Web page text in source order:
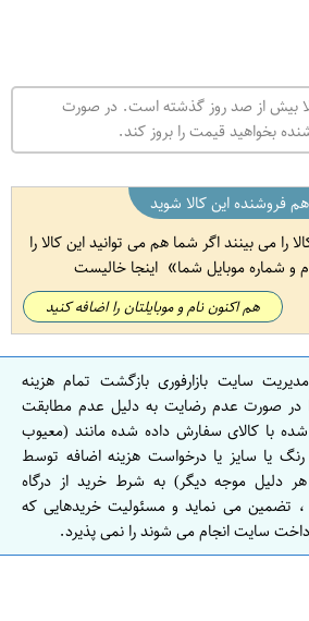
بیش از صد روز گذشته است. در صورت
بخواهید قیمت را بروز کند.
فروشنده این کالا شوید
را می بینند اگر شما هم می توانید این کالا را
و شماره موبایل شما اینجا خالیست
هم اکنون نام و موبایلتان را اضافه کنید
سایت بازارفوری بازگشت تمام هزینه
در صورت عدم رضایت به دلیل عدم مطابقت
شده با کالای سفارش داده شده مانند (معیوب
یا سایز یا درخواست هزینه اضافه توسط
دلیل موجه دیگر) به شرط خرید از درگاه
تضمین می نماید و مسئولیت خریدهایی که
سایت انجام می شوند را نمی پذیرد.